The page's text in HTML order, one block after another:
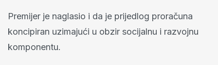
Premijer je naglasio i da je prijedlog proračuna
koncipiran uzimajući u obzir socijalnu i razvojnu
komponentu.